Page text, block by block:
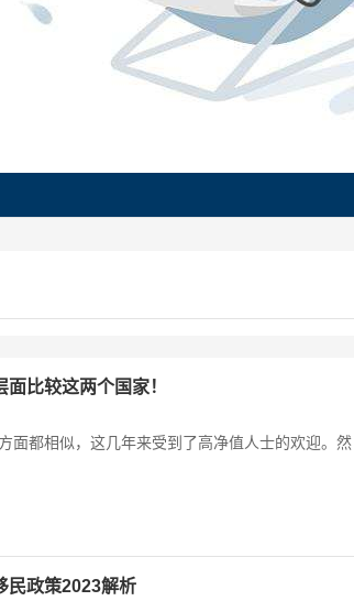
比较这两个国家！
都相似，这几年来受到了高净值人士的欢迎。然
民政策2023解析